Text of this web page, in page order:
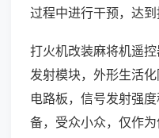
过程中进行干预，达到
打火机改装麻将机遥
发射模块，外形生活
电路板，信号发射强
备，受众小众，仅作